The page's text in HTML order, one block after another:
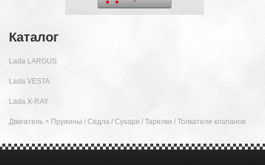
Каталог
Lada LARGUS
Lada VESTA
Lada X-RAY
Двигатель > Пружины / Cедла / Сухари / Тарелки / Толкатели клапанов